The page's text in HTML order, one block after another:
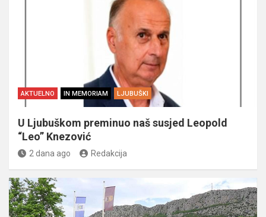
AKTUELNO IN MEMORIAM LJUBUŠKI
U Ljubuškom preminuo naš susjed Leopold
“Leo” Knezović
2 dana ago Redakcija